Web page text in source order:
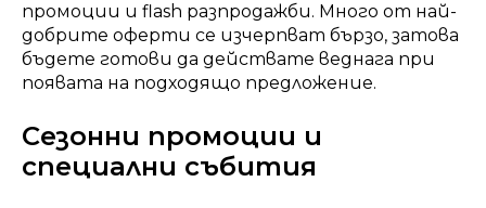
промоции и flash разпродажби. Много от най-
добрите оферти се изчерпват бързо, затова
бъдете готови да действате веднага при
появата на подходящо предложение.
Сезонни промоции и
специални събития